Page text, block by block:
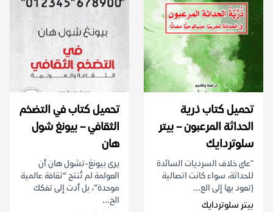
تحميل كتاب ذرية
الحداثة المرعبون – بيتر
سلوتردايك
"على خلاف السرديات السائدة
للحداثة، سواء كانت اتصالية
(تعود بها إلى الع...
بيتر سلوتردايك
تحميل كتاب في التضخم
الثقافي – بيونغ شول
هان
يرى بيونغ-تشول هان أن
العولمة لم تُنتج “ثقافة عالمية
موحدة”، بل أدت إلى تفكك
الح...